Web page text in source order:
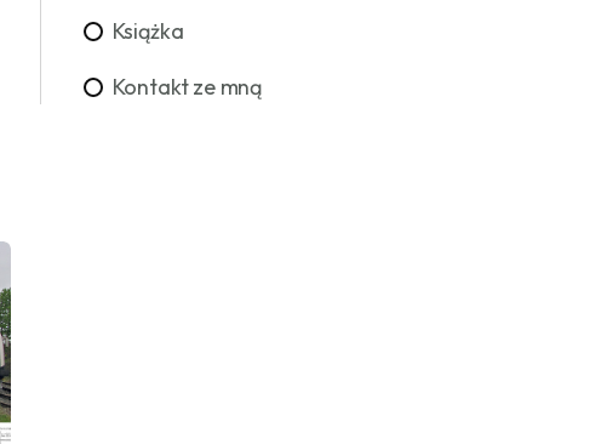
Książka
Kontakt ze mną